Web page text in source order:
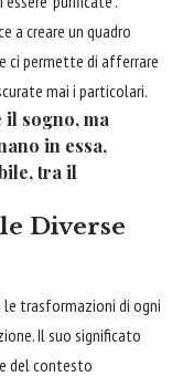
a creare un quadro
ci permette di afferrare
mai i particolari.
sogno, ma
in essa,
tra il
Diverse
le trasformazioni di ogni
Il suo significato
del contesto